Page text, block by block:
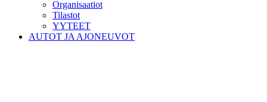
Organisaatiot
Tilastot
YYTEET
AUTOT JA AJONEUVOT